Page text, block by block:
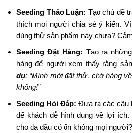
Seeding Thảo Luận: Tạo chủ đề
thích mọi người chia sẻ ý kiến.
dùng thử sản phẩm này chưa?
Seeding Đặt Hàng: Tạo ra
hàng để người xem thấy rằng
dụ: “Mình mới đặt thử, chờ hàng
không!”
Seeding Hỏi Đáp: Đưa ra các câu
để khách dễ hình dung về lợi ích.
cho da dầu có ổn không mọi